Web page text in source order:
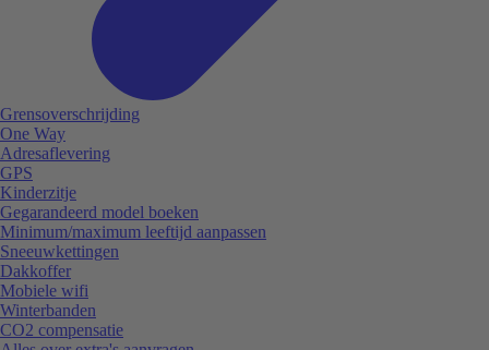
Grensoverschrijding
One Way
Adresaflevering
GPS
Kinderzitje
Gegarandeerd model boeken
Minimum/maximum leeftijd aanpassen
Sneeuwkettingen
Dakkoffer
Mobiele wifi
Winterbanden
CO2 compensatie